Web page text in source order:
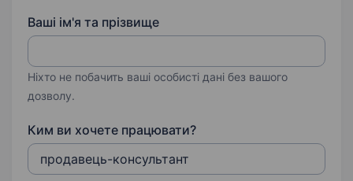
Ваші ім'я та прізвище
Ніхто не побачить ваші особисті дані без вашого
дозволу.
Ким ви хочете працювати?